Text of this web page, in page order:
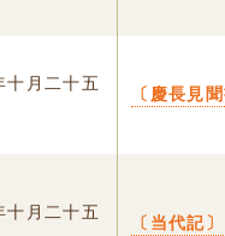
十月二十五
〔慶長見
十月二十五
〔当代記〕